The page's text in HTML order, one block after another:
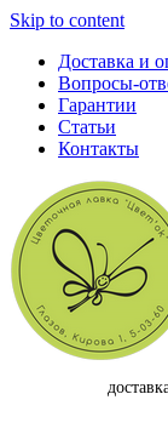
Skip to content
Доставка и
Вопросы-
Гарантии
Статьи
Контакты